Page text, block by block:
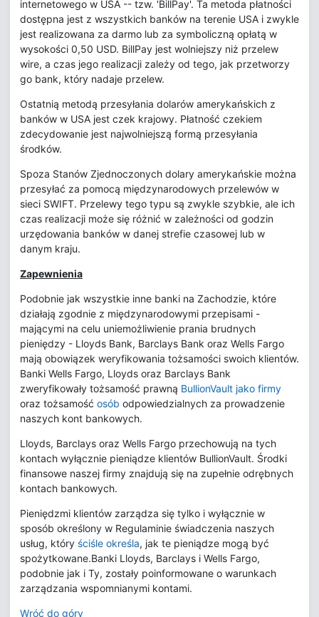
internetowego w USA -- tzw. 'BillPay'. Ta metoda płatności
dostępna jest z wszystkich banków na terenie USA i zwykle
jest realizowana za darmo lub za symboliczną opłatą w
wysokości 0,50 USD. BillPay jest wolniejszy niż przelew
wire, a czas jego realizacji zależy od tego, jak przetworzy
go bank, który nadaje przelew.
Ostatnią metodą przesyłania dolarów amerykańskich z
banków w USA jest czek krajowy. Płatność czekiem
zdecydowanie jest najwolniejszą formą przesyłania
środków.
Spoza Stanów Zjednoczonych dolary amerykańskie można
przesyłać za pomocą międzynarodowych przelewów w
sieci SWIFT. Przelewy tego typu są zwykle szybkie, ale ich
czas realizacji może się różnić w zależności od godzin
urzędowania banków w danej strefie czasowej lub w
danym kraju.
Zapewnienia
Podobnie jak wszystkie inne banki na Zachodzie, które
działają zgodnie z międzynarodowymi przepisami -
mającymi na celu uniemożliwienie prania brudnych
pieniędzy - Lloyds Bank, Barclays Bank oraz Wells Fargo
mają obowiązek weryfikowania tożsamości swoich klientów.
Banki Wells Fargo, Lloyds oraz Barclays Bank
zweryfikowały tożsamość prawną BullionVault jako firmy
oraz tożsamość osób odpowiedzialnych za prowadzenie
naszych kont bankowych.
Lloyds, Barclays oraz Wells Fargo przechowują na tych
kontach wyłącznie pieniądze klientów BullionVault. Środki
finansowe naszej firmy znajdują się na zupełnie odrębnych
kontach bankowych.
Pieniędzmi klientów zarządza się tylko i wyłącznie w
sposób określony w Regulaminie świadczenia naszych
usług, który ściśle określa, jak te pieniądze mogą być
spożytkowane.Banki Lloyds, Barclays i Wells Fargo,
podobnie jak i Ty, zostały poinformowane o warunkach
zarządzania wspomnianymi kontami.
Wróć do góry